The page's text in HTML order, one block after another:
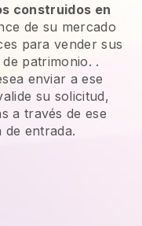
construidos en
de su mercado
para vender sus
patrimonio. .
enviar a ese
su solicitud,
a través de ese
de entrada.